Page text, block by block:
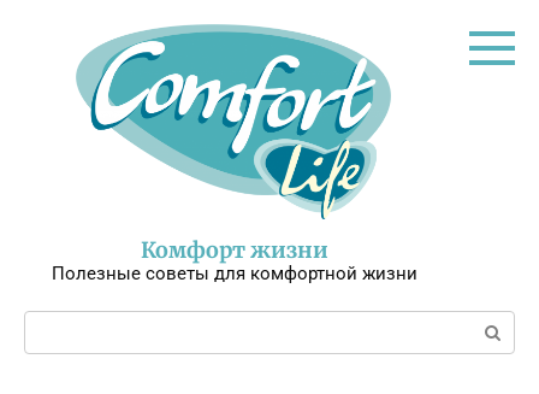
Комфорт жизни
Полезные советы для комфортной жизни
Поиск: